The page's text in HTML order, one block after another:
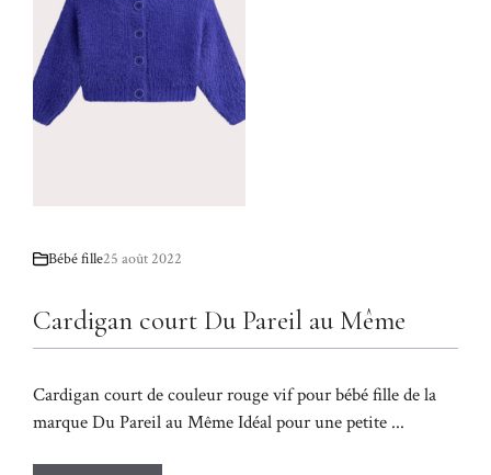
Bébé fille25 août 2022
Cardigan court Du Pareil au Même
Cardigan court de couleur rouge vif pour bébé fille de la
marque Du Pareil au Même Idéal pour une petite ...